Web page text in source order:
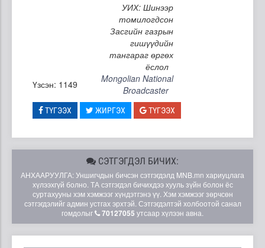
УИХ: Шинээр
томилогдсон
Засгийн газрын
гишүүдийн
тангараг өргөх
ёслол
Үзсэн: 1149
Mongolian National
Broadcaster
ТҮГЭЭХ ЖИРГЭХ ТҮГЭЭХ
СЭТГЭГДЭЛ БИЧИХ:
АНХААРУУЛГА: Уншигчдын бичсэн сэтгэгдэлд MNB.mn хариуцлага
хүлээхгүй болно. ТА сэтгэгдэл бичихдээ хууль зүйн болон ёс
суртахууны хэм хэмжээг хүндэтгэнэ үү. Хэм хэмжээг зөрчсөн
сэтгэгдэлийг админ устгах эрхтэй. Сэтгэгдэлтэй холбоотой санал
гомдолыг
70127055 утсаар хүлээн авна.